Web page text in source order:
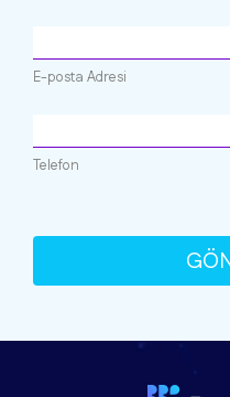
E-posta Adresi
Telefon